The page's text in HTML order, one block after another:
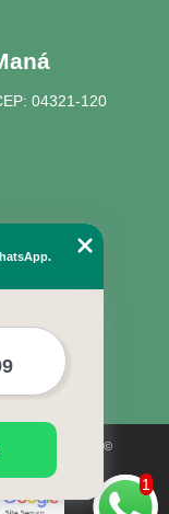
04321-120
autorais. Copyright©
1